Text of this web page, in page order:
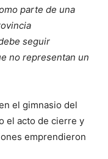
parte de una
seguir
no representan un
el gimnasio del
el acto de cierre y
emprendieron